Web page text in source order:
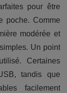
pour être
poche. Comme
modérée et
Un point
Certaines
tandis que
facilement